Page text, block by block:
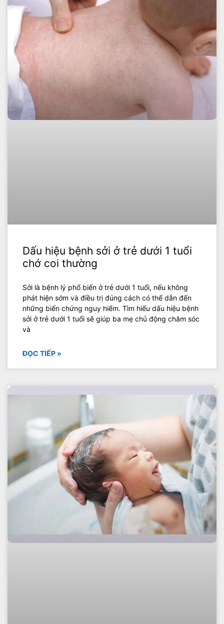
Dấu hiệu bệnh sởi ở trẻ dưới 1 tuổi
chớ coi thường
Sởi là bệnh lý phổ biến ở trẻ dưới 1 tuổi, nếu không
phát hiện sớm và điều trị đúng cách có thể dẫn đến
những biến chứng nguy hiểm. Tìm hiểu dấu hiệu bệnh
sởi ở trẻ dưới 1 tuổi sẽ giúp ba mẹ chủ động chăm sóc
và
ĐỌC TIẾP »